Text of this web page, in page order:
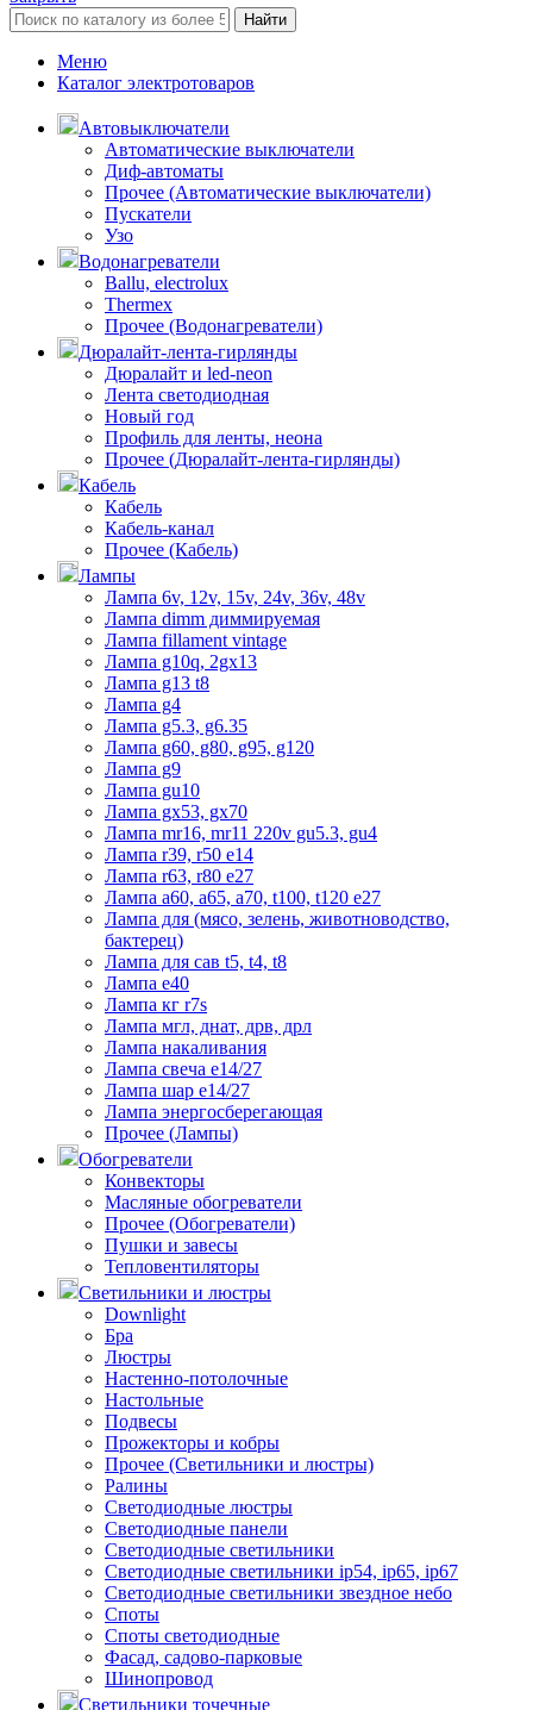
Найти
Меню
Каталог электротоваров
Автовыключатели
Автоматические выключатели
Диф-автоматы
Прочее (Автоматические выключатели)
Пускатели
Узо
Водонагреватели
Ballu, electrolux
Thermex
Прочее (Водонагреватели)
Дюралайт-лента-гирлянды
Дюралайт и led-neon
Лента светодиодная
Новый год
Профиль для ленты, неона
Прочее (Дюралайт-лента-гирлянды)
Кабель
Кабель
Кабель-канал
Прочее (Кабель)
Лампы
Лампа 6v, 12v, 15v, 24v, 36v, 48v
Лампа dimm диммируемая
Лампа fillament vintage
Лампа g10q, 2gx13
Лампа g13 t8
Лампа g4
Лампа g5.3, g6.35
Лампа g60, g80, g95, g120
Лампа g9
Лампа gu10
Лампа gx53, gx70
Лампа mr16, mr11 220v gu5.3, gu4
Лампа r39, r50 е14
Лампа r63, r80 е27
Лампа а60, а65, а70, t100, t120 е27
Лампа для (мясо, зелень, животноводство,
бактерец)
Лампа для сав t5, t4, t8
Лампа е40
Лампа кг r7s
Лампа мгл, днат, дрв, дрл
Лампа накаливания
Лампа свеча е14/27
Лампа шар е14/27
Лампа энергосберегающая
Прочее (Лампы)
Обогреватели
Конвекторы
Масляные обогреватели
Прочее (Обогреватели)
Пушки и завесы
Тепловентиляторы
Светильники и люстры
Downlight
Бра
Люстры
Настенно-потолочные
Настольные
Подвесы
Прожекторы и кобры
Прочее (Светильники и люстры)
Ралины
Светодиодные люстры
Светодиодные панели
Светодиодные светильники
Светодиодные светильники ip54, ip65, ip67
Светодиодные светильники звездное небо
Споты
Споты светодиодные
Фасад, садово-парковые
Шинопровод
Светильники точечные